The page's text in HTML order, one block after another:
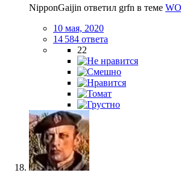
NipponGaijin ответил grfn в теме
10 мая, 2020
14 584 ответа
22